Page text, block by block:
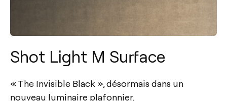
Shot Light M Surface
« The Invisible Black », désormais dans un
nouveau luminaire plafonnier.